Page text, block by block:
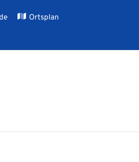
Ortsplan